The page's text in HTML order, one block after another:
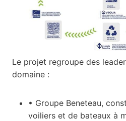
Le projet regroupe des
domaine :
• Groupe Beneteau,
voiliers et de bateaux à